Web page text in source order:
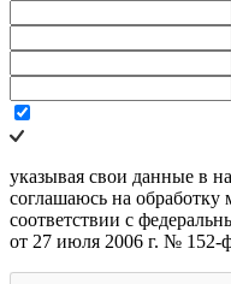
указывая свои данные в
соглашаюсь на
соответствии с
от 27 июля 2006 г. № 152-